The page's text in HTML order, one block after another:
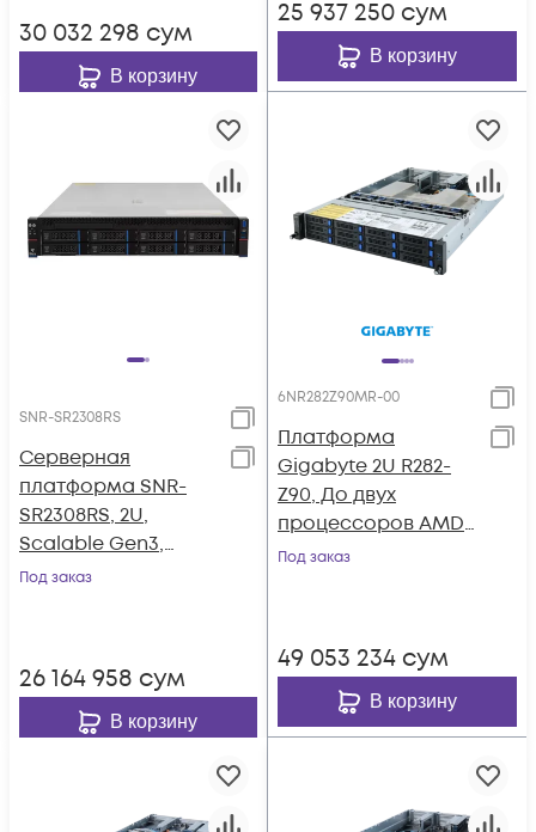
30 032 298 сум
В корзину
25 937 250 сум
В корзину
SNR-SR2308RS
Серверная
платформа SNR-
SR2308RS, 2U,
Scalable Gen3,
DDR4, 8xHDD,
Под заказ
26 164 958 сум
В корзину
6NR282Z90MR-00
Платформа
Gigabyte 2U R282-
Z90, До двух
процессоров AMD
EPYC 7003, DDR4,
Под заказ
49 053 234 сум
В корзину